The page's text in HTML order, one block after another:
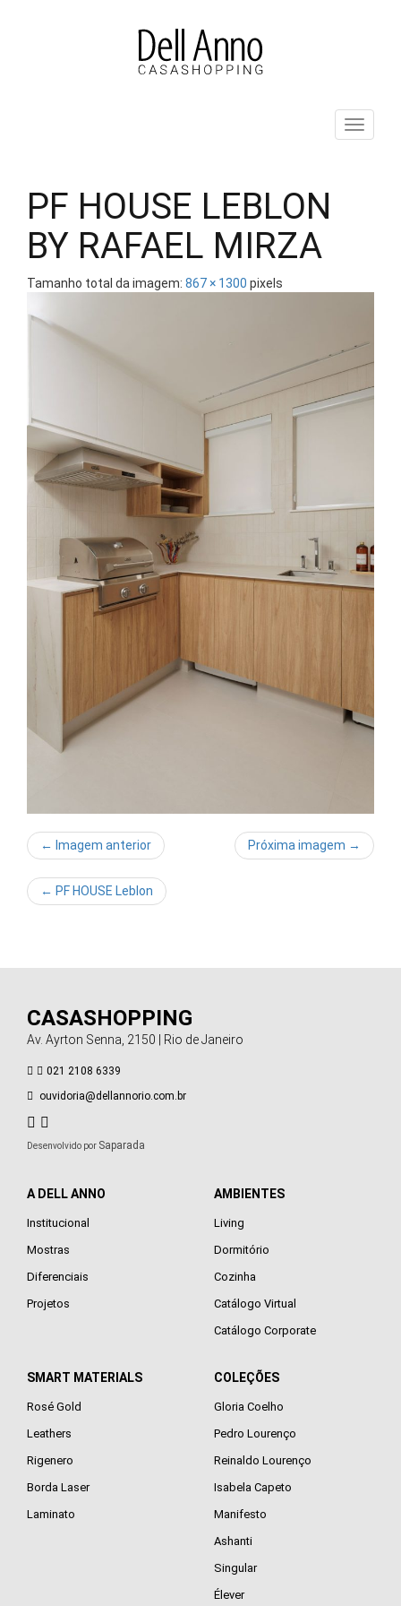
PF HOUSE LEBLON
BY RAFAEL MIRZA
Tamanho total da imagem: 867× 1300 pixels
← Imagem anterior Próxima imagem →
← PF HOUSE Leblon
CASASHOPPING
Av. Ayrton Senna, 2150 | Rio de Janeiro
021 2108 6339
ouvidoria@dellannorio.com.br
Desenvolvido por Saparada
A DELL ANNO
Institucional
Mostras
Diferenciais
Projetos
AMBIENTES
Living
Dormitório
Cozinha
Catálogo Virtual
Catálogo Corporate
SMART MATERIALS
Rosé Gold
Leathers
Rigenero
Borda Laser
Laminato
COLEÇÕES
Gloria Coelho
Pedro Lourenço
Reinaldo Lourenço
Isabela Capeto
Manifesto
Ashanti
Singular
Élever